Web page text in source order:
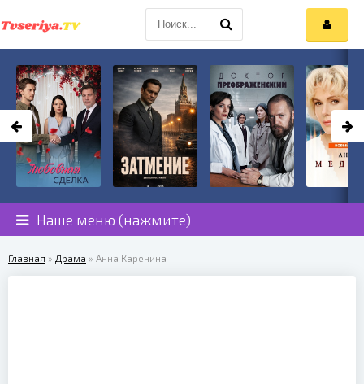
Наше меню (нажмите)
Главная » Драма » Анна Каренина